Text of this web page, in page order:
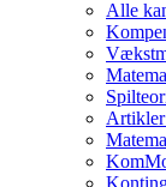
Alle